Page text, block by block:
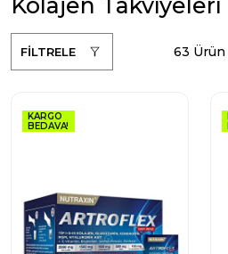
Kolajen Takviyeleri
FİLTRELE 63 Ürün
KARGO
BEDAVA!